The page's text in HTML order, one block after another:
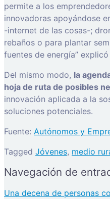
permite a los
innovadoras apoyándose
-internet de las cosas-;
rebaños o para plantar
fuentes de energía”
Del mismo modo, la
hoja de ruta de posibles
innovación aplicada a la
soluciones potenciales.
Fuente: Autónomos y
Tagged Jóvenes, medio
Navegación de
Una decena de personas